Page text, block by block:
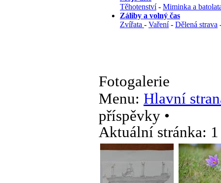
Těhotenství- Miminka a
Záliby a volný čas
Zvířata - Vaření- Dělená strava
Fotogalerie
Menu: Hlavní
příspěvky •
Aktuální stránka: